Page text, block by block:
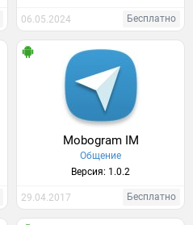
06.05.2024 Бесплатно
Mobogram IM
Общение
Версия: 1.0.2
29.04.2017 Бесплатно